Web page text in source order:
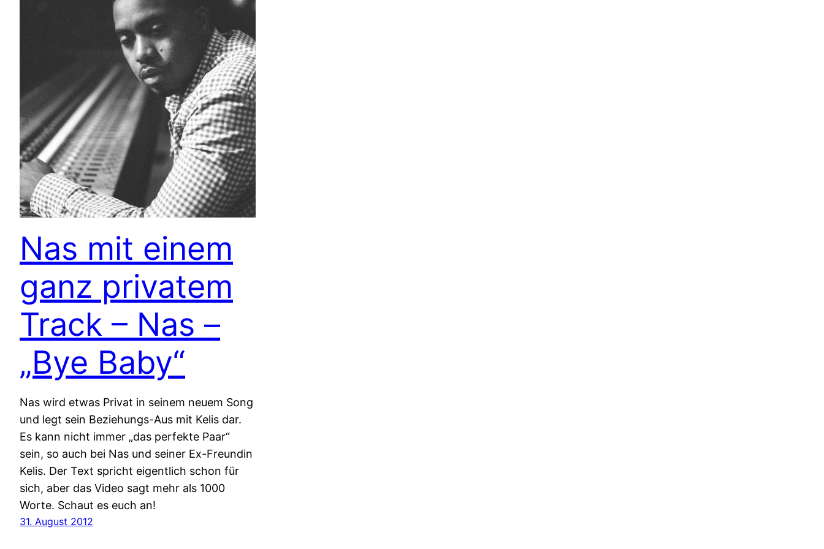
Nas mit einem
ganz privatem
Track – Nas –
„Bye Baby“
Nas wird etwas Privat in seinem neuem Song
und legt sein Beziehungs-Aus mit Kelis dar.
Es kann nicht immer „das perfekte Paar“
sein, so auch bei Nas und seiner Ex-Freundin
Kelis. Der Text spricht eigentlich schon für
sich, aber das Video sagt mehr als 1000
Worte. Schaut es euch an!
31. August 2012